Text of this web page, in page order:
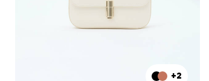
+2